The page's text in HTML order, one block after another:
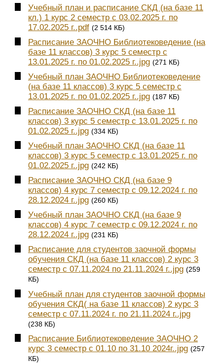
Учебный план и расписание СКД (на базе 11
кл.) 1 курс 2 семестр с 03.02.2025 г. по
17.02.2025 г..pdf (2 514 КБ)
Расписание ЗАОЧНО Библиотековедение (на
базе 11 классов) 3 курс 5 семестр с
13.01.2025 г. по 01.02.2025 г..jpg (271 КБ)
Учебный план ЗАОЧНО Библиотековедение
(на базе 11 классов) 3 курс 5 семестр с
13.01.2025 г. по 01.02.2025 г..jpg (187 КБ)
Расписание ЗАОЧНО СКД (на базе 11
классов) 3 курс 5 семестр с 13.01.2025 г. по
01.02.2025 г..jpg (334 КБ)
Учебный план ЗАОЧНО СКД (на базе 11
классов) 3 курс 5 семестр с 13.01.2025 г. по
01.02.2025 г..jpg (242 КБ)
Расписание ЗАОЧНО СКД (на базе 9
классов) 4 курс 7 семестр с 09.12.2024 г. по
28.12.2024 г..jpg (260 КБ)
Учебный план ЗАОЧНО СКД (на базе 9
классов) 4 курс 7 семестр с 09.12.2024 г. по
28.12.2024 г..jpg (231 КБ)
Расписание для студентов заочной формы
обучения СКД (на базе 11 классов) 2 курс 3
семестр с 07.11.2024 по 21.11.2024 г..jpg (259
КБ)
Учебный план для студентов заочной формы
обучения СКД( на базе 11 классов) 2 курс 3
семестр с 07.11.2024 г. по 21.11.2024 г..jpg
(238 КБ)
Расписание Библиотековедение ЗАОЧНО 2
курс 3 семестр с 01.10 по 31.10 2024г..jpg (257
КБ)